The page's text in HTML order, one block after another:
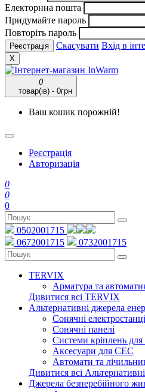
Електорнна пошта
Придумайте пароль
Повторіть пароль
Скасувати Вхід в
X
0
товар(ів) - 0грн
Ваш кошик порожній!
Реєстрація
Авторизація
0
0
0
0502001715
0672001715
0732001715
TERVIX
Арматура та
Дивитися всі TERVIX
Альтернативні джерела
Сонячні
Сонячні панелі
Системи кріплень
Аксесуари для СЕС
Автомати та
Дивитися всі
Джерела безперебійного